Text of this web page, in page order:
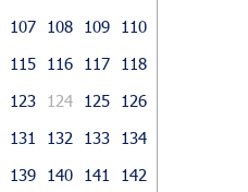
107 108 109
110
115 116 117
118
123 124 125
126
131 132 133
134
139 140 141
142